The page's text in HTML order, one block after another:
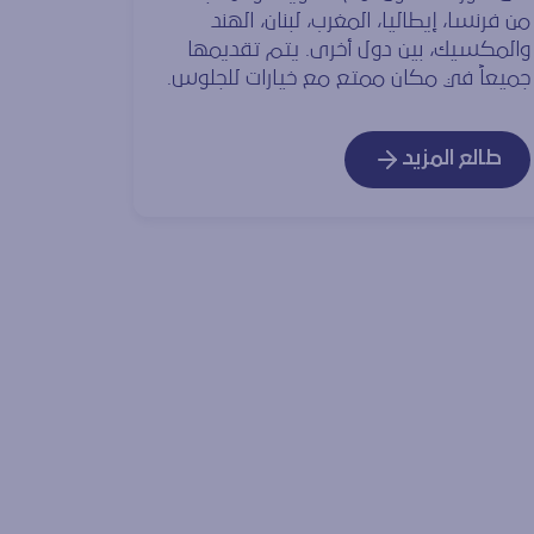
من فرنسا، إيطاليا، المغرب، لبنان، الهند
والمكسيك، بين دول أخرى. يتم تقديمها
جميعاً في مكان ممتع مع خيارات للجلوس.
طالع المزيد